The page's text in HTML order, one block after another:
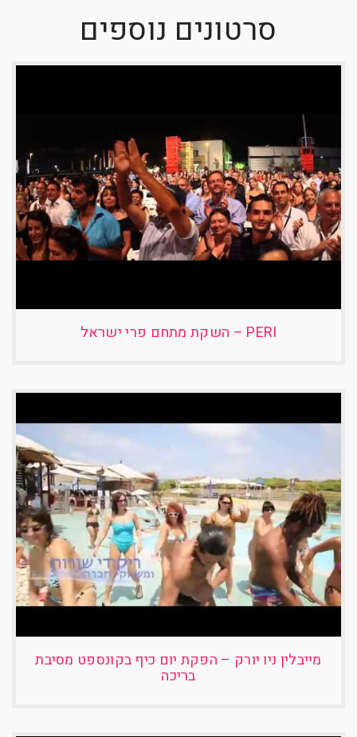
סרטונים נוספים
PERI – השקת מתחם פרי ישראל
מייבלין ניו יורק – הפקת יום כיף בקונספט מסיבת
בריכה